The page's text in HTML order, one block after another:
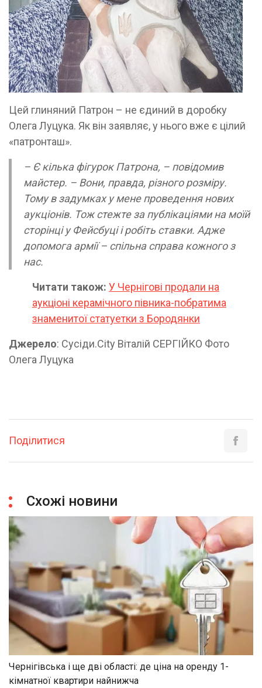
Цей глиняний Патрон – не єдиний в доробку
Олега Луцука. Як він заявляє, у нього вже є цілий
«патронташ».
– Є кілька фігурок Патрона, – повідомив
майстер. – Вони, правда, різного розміру.
Тому в задумках у мене проведення нових
аукціонів. Тож стежте за публікаціями на моїй
сторінці у Фейсбуці і робіть ставки. Адже
допомога армії – спільна справа кожного з
нас.
Читати також: У Чернігові продали на
аукціоні керамічного півника-побратима
знаменитої статуетки з Бородянки
Джерело: Сусіди.City Віталій СЕРГІЙКО Фото
Олега Луцука
Поділитися
Схожі новини
Чернігівська і ще дві області: де ціна на оренду 1-
кімнатної квартири найнижча